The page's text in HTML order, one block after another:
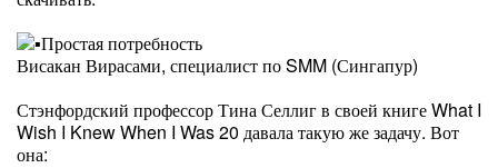
Простая потребность
Висакан Вирасами, специалист по SMM (Сингапур)
Стэнфордский профессор Тина Селлиг в своей книге What I
Wish I Knew When I Was 20 давала такую же задачу. Вот
она: